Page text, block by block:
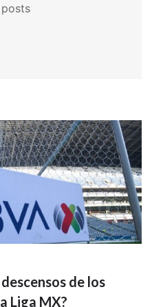
de los
Liga MX?